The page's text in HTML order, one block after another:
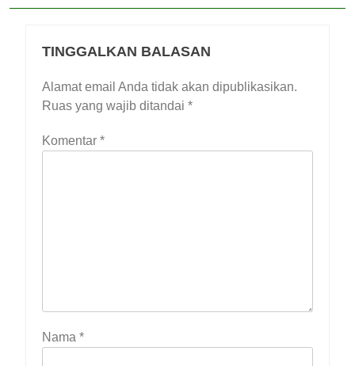
TINGGALKAN BALASAN
Alamat email Anda tidak akan dipublikasikan.
Ruas yang wajib ditandai *
Komentar *
Nama *